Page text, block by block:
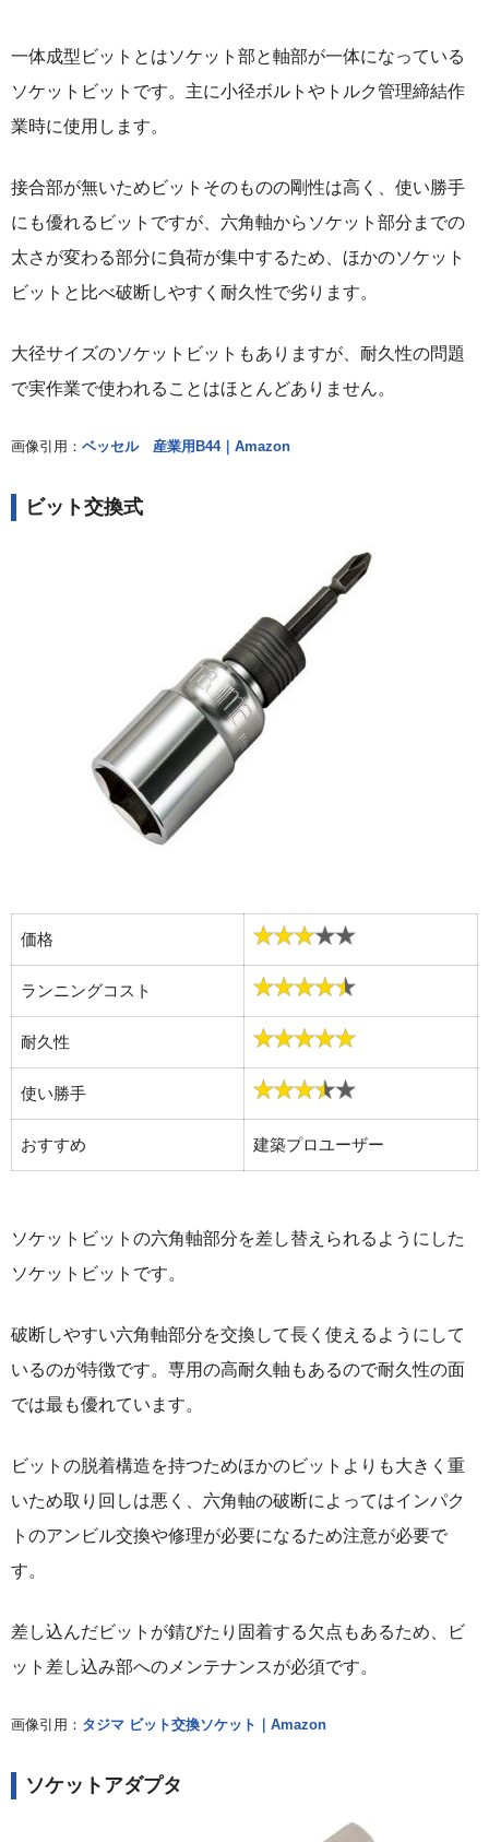
一体成型ビットとはソケット部と軸部が一体になっている
ソケットビットです。主に小径ボルトやトルク管理締結作
業時に使用します。
接合部が無いためビットそのものの剛性は高く、使い勝手
にも優れるビットですが、六角軸からソケット部分までの
太さが変わる部分に負荷が集中するため、ほかのソケット
ビットと比べ破断しやすく耐久性で劣ります。
大径サイズのソケットビットもありますが、耐久性の問題
で実作業で使われることはほとんどありません。
画像引用： ベッセル 産業用B44｜Amazon
ビット交換式
価格
ランニングコスト
耐久性
使い勝手
おすすめ 建築プロユーザー
ソケットビットの六角軸部分を差し替えられるようにした
ソケットビットです。
破断しやすい六角軸部分を交換して長く使えるようにして
いるのが特徴です。専用の高耐久軸もあるので耐久性の面
では最も優れています。
ビットの脱着構造を持つためほかのビットよりも大きく重
いため取り回しは悪く、六角軸の破断によってはインパク
トのアンビル交換や修理が必要になるため注意が必要で
す。
差し込んだビットが錆びたり固着する欠点もあるため、ビ
ット差し込み部へのメンテナンスが必須です。
画像引用： タジマ ビット交換ソケット｜Amazon
ソケットアダプタ